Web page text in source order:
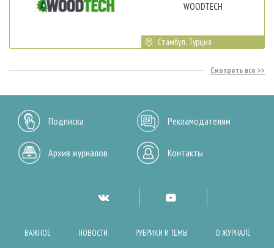
WOODTECH
Стамбул, Турция
Смотреть все
Подписка Рекламодателям
Архив журналов Контакты
ВАЖНОЕ НОВОСТИ РУБРИКИ И ТЕМЫ О ЖУРНАЛЕ